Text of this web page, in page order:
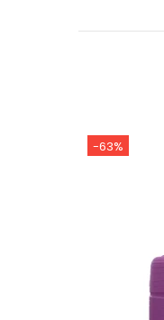
-63%